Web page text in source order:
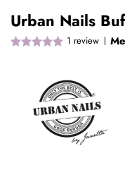
Urban Nails
1 review